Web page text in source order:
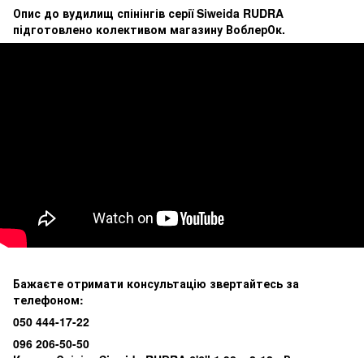
Опис до вудилищ спінінгів серії Siweida RUDRA
підготовлено колективом магазину ВоблерОк.
Бажаєте отримати консультацію звертайтесь за
телефоном:
050 444-17-22
096 206-50-50